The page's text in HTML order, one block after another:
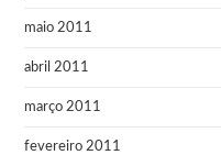
maio 2011
abril 2011
março 2011
fevereiro 2011